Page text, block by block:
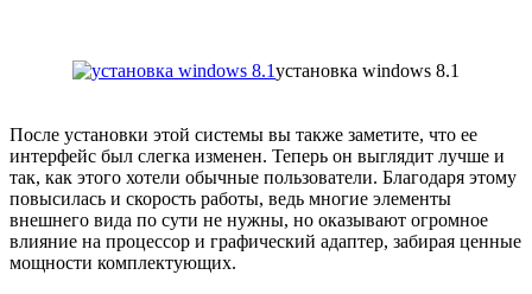
установка windows 8.1
После установки этой системы вы также заметите, что ее
интерфейс был слегка изменен. Теперь он выглядит лучше и
так, как этого хотели обычные пользователи. Благодаря этому
повысилась и скорость работы, ведь многие элементы
внешнего вида по сути не нужны, но оказывают огромное
влияние на процессор и графический адаптер, забирая ценные
мощности комплектующих.